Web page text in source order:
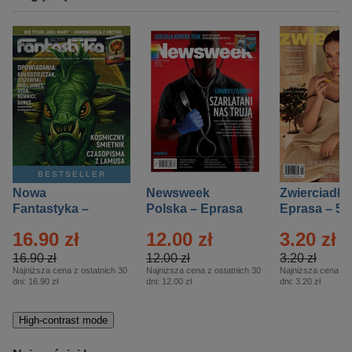
BESTSELLER
Nowa
Fantastyka –
16.90 zł
16.90 zł
Najniższa cena z ostatnich 30
dni: 16.90 zł
Newsweek
Polska – Eprasa
12.00 zł
12.00 zł
Najniższa cena z ostatnich 30
dni: 12.00 zł
Zwierciadło
Eprasa – 5/
3.20 zł
3.20 zł
Najniższa cena z
dni: 3.20 zł
High-contrast mode